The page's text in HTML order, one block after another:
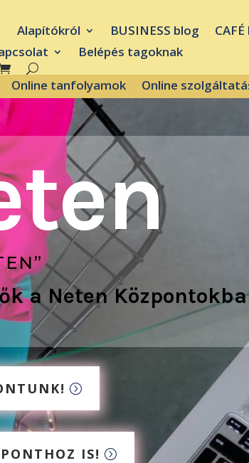
Alapítókról BUSINESS blog
Belépés tagoknak
Online tanfolyamok Online
a Neten
IS!